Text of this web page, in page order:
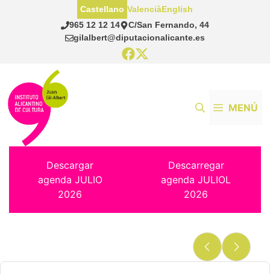
965 12 12 14
C/San Fernando, 44
gilalbert@diputacionalicante.es
Castellano ValenciàEnglish
MENÚ
Descargar
agenda JULIO
2026
Descarregar
agenda JULIOL
2026